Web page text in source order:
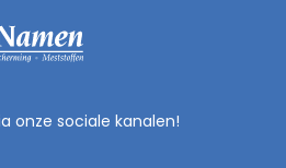
onze sociale kanalen!